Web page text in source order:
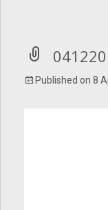
Published on 8